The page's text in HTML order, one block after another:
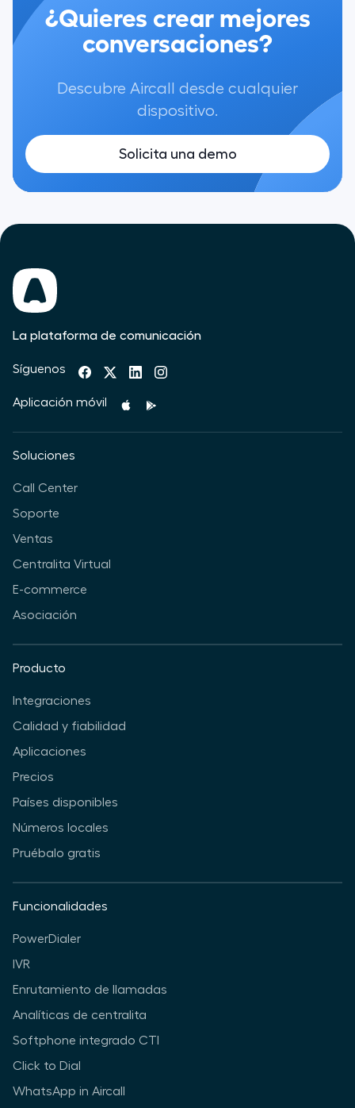
¿Quieres crear mejores
conversaciones?
Descubre Aircall desde cualquier
dispositivo.
Solicita una demo
La plataforma de comunicación
Síguenos
Aplicación móvil
Soluciones
Call Center
Soporte
Ventas
Centralita Virtual
E-commerce
Asociación
Producto
Integraciones
Calidad y fiabilidad
Aplicaciones
Precios
Países disponibles
Números locales
Pruébalo gratis
Funcionalidades
PowerDialer
IVR
Enrutamiento de llamadas
Analíticas de centralita
Softphone integrado CTI
Click to Dial
WhatsApp in Aircall